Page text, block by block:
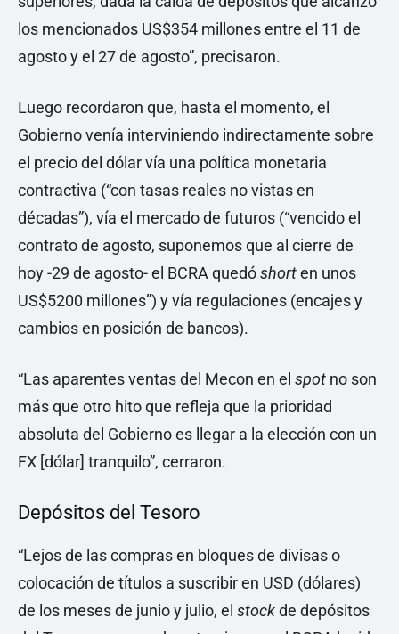
los mencionados US$354 millones entre el 11 de
agosto y el 27 de agosto”, precisaron.
Luego recordaron que, hasta el momento, el
Gobierno venía interviniendo indirectamente sobre
el precio del dólar vía una política monetaria
contractiva (“con tasas reales no vistas en
décadas”), vía el mercado de futuros (“vencido el
contrato de agosto, suponemos que al cierre de
hoy -29 de agosto- el BCRA quedóshorten unos
US$5200 millones”) y vía regulaciones (encajes y
cambios en posición de bancos).
“Las aparentes ventas del Mecon en el spot no son
más que otro hito que refleja que la prioridad
absoluta del Gobierno es llegar a la elección con un
FX [dólar] tranquilo”, cerraron.
Depósitos del Tesoro
“Lejos de las compras en bloques de divisas o
colocación de títulos a suscribir en USD (dólares)
de los meses de junio y julio, el stockde depósitos